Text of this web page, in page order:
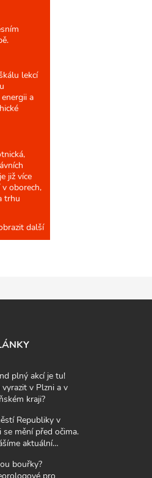
lekcí
a
již více
oborech,
trhu
další
plný akcí je tu!
vyrazit v Plzni a v
kraji?
Republiky v
se mění před očima.
aktuální
bouřky?
pro